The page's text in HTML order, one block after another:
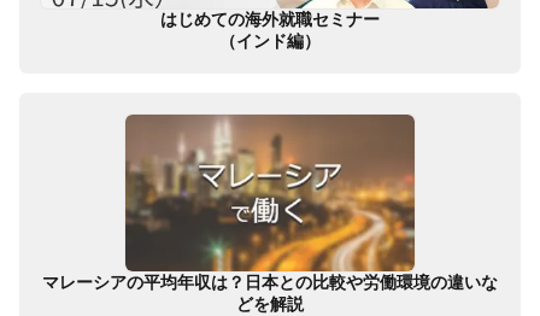
はじめての海外就職セミナー
（インド編）
マレーシアの平均年収は？日本との比較や労働環境の違いな
どを解説